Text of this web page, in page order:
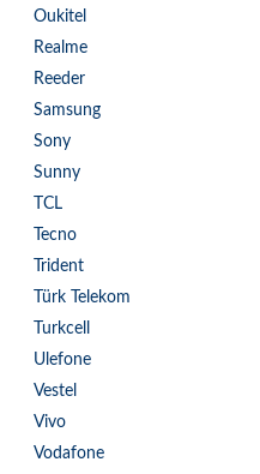
Oukitel
Realme
Reeder
Samsung
Sony
Sunny
TCL
Tecno
Trident
Türk Telekom
Turkcell
Ulefone
Vestel
Vivo
Vodafone